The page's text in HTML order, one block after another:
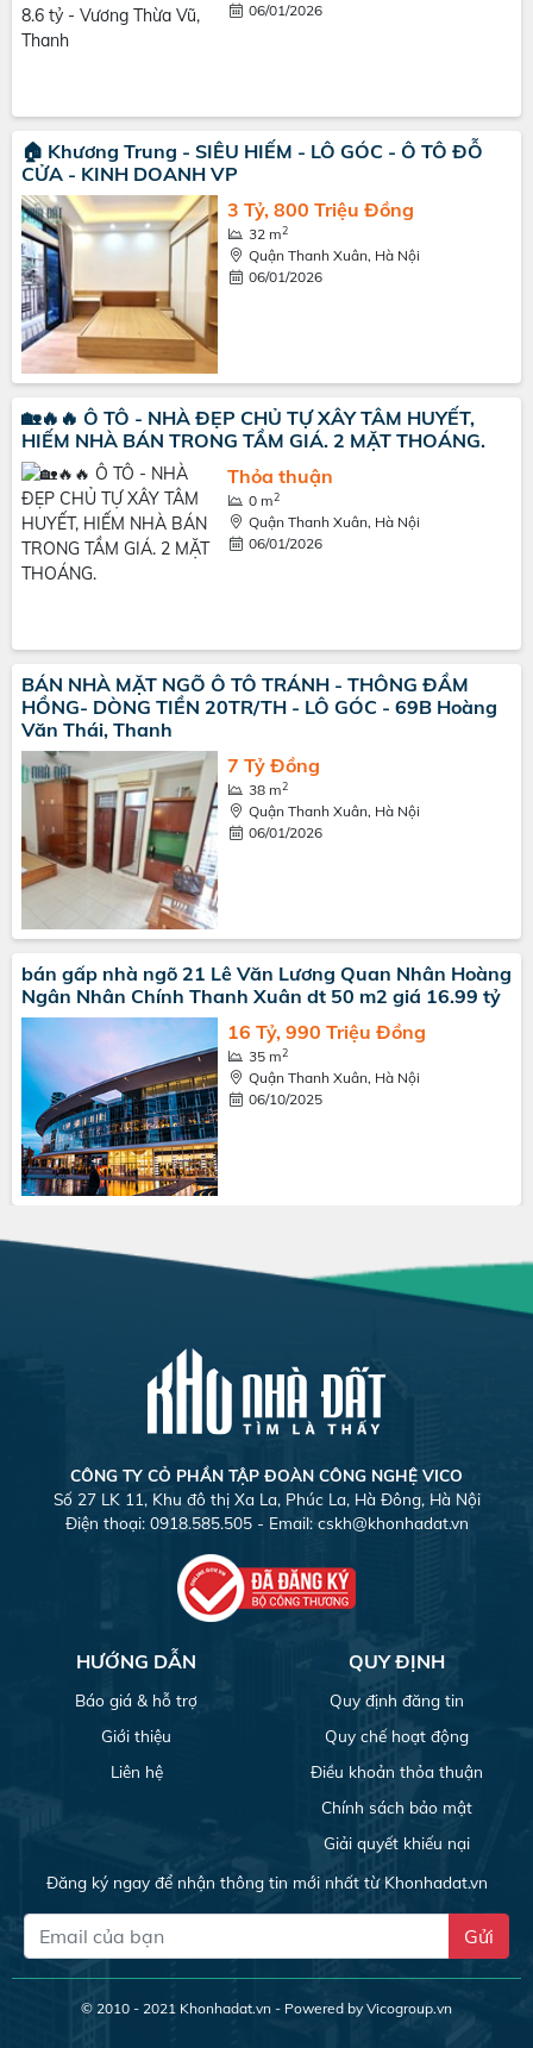
06/01/2026
🏠 Khương Trung - SIÊU HIẾM - LÔ GÓC - Ô TÔ ĐỖ
CỬA - KINH DOANH VP
3 Tỷ, 800 Triệu Đồng
32 m2
Quận Thanh Xuân, Hà Nội
06/01/2026
🏡🔥🔥 Ô TÔ - NHÀ ĐẸP CHỦ TỰ XÂY TÂM HUYẾT,
HIẾM NHÀ BÁN TRONG TẦM GIÁ. 2 MẶT THOÁNG.
Thỏa thuận
0 m2
Quận Thanh Xuân, Hà Nội
06/01/2026
BÁN NHÀ MẶT NGÕ Ô TÔ TRÁNH - THÔNG ĐẦM
HỒNG- DÒNG TIỀN 20TR/TH - LÔ GÓC - 69B Hoàng
Văn Thái, Thanh
7 Tỷ Đồng
38 m2
Quận Thanh Xuân, Hà Nội
06/01/2026
bán gấp nhà ngõ 21 Lê Văn Lương Quan Nhân Hoàng
Ngân Nhân Chính Thanh Xuân dt 50 m2 giá 16.99 tỷ
16 Tỷ, 990 Triệu Đồng
35 m2
Quận Thanh Xuân, Hà Nội
06/10/2025
CÔNG TY CỎ PHẦN TẬP ĐOÀN CÔNG NGHỆ VICO
Số 27 LK 11, Khu đô thị Xa La, Phúc La, Hà Đông, Hà Nội
Điện thoại: 0918.585.505 - Email: cskh@khonhadat.vn
HƯỚNG DẪN
Báo giá & hỗ trợ
Giới thiệu
Liên hệ
QUY ĐỊNH
Quy định đăng tin
Quy chế hoạt động
Điều khoản thỏa thuận
Chính sách bảo mật
Giải quyết khiếu nại
Đăng ký ngay để nhận thông tin mới nhất từ Khonhadat.vn
Gửi
© 2010 - 2021 Khonhadat.vn - Powered by Vicogroup.vn